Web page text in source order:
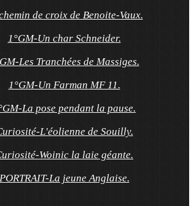
de croix de Benoite-Vaux.
1°GM-Un char Schneider.
Les Tranchées de Massiges.
1°GM-Un Farman MF 11.
La pose pendant la pause.
L'éolienne de Souilly.
Woinic la laie géante.
PORTRAIT-La jeune Anglaise.